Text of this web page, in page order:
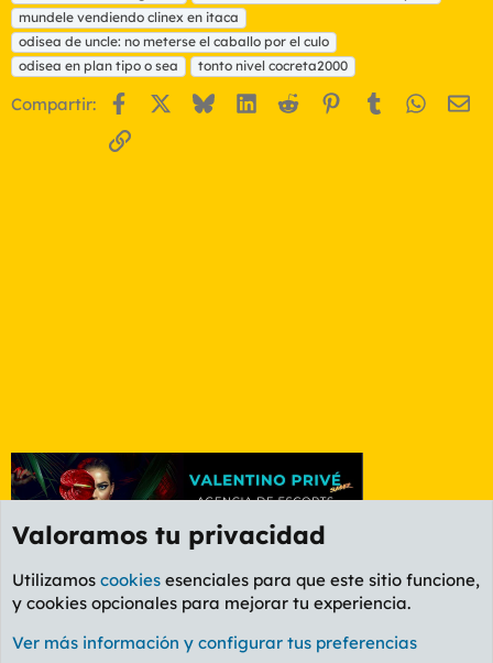
mundele vendiendo clinex en itaca
odisea de uncle: no meterse el caballo por el culo
odisea en plan tipo o sea
tonto nivel cocreta2000
Compartir: Facebook BlueskyLinkedIn
Reddit Pinterest
Tumblr
Enlace
Foro Cine
Cookies PL OLDSTYLE AMARILLO
Valoramos tu privacidad
Utilizamos cookies esenciales para que este sitio funcione,
y cookies opcionales para mejorar tu experiencia.
Ver más información y configurar tus preferencias